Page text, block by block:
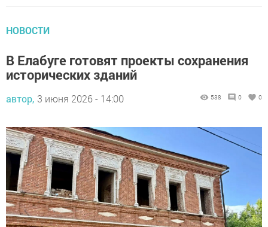
НОВОСТИ
В Елабуге готовят проекты сохранения
исторических зданий
автор, 3 июня 2026 - 14:00 538 0 0